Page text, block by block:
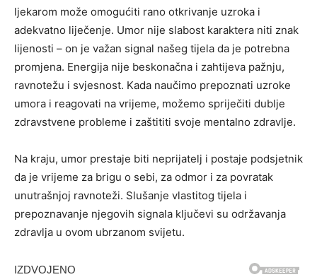
ljekarom može omogućiti rano otkrivanje uzroka i
adekvatno liječenje. Umor nije slabost karaktera niti znak
lijenosti – on je važan signal našeg tijela da je potrebna
promjena. Energija nije beskonačna i zahtijeva pažnju,
ravnotežu i svjesnost. Kada naučimo prepoznati uzroke
umora i reagovati na vrijeme, možemo spriječiti dublje
zdravstvene probleme i zaštititi svoje mentalno zdravlje.
Na kraju, umor prestaje biti neprijatelj i postaje podsjetnik
da je vrijeme za brigu o sebi, za odmor i za povratak
unutrašnjoj ravnoteži. Slušanje vlastitog tijela i
prepoznavanje njegovih signala ključevi su održavanja
zdravlja u ovom ubrzanom svijetu.